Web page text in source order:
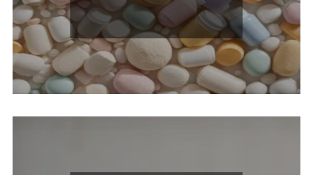
lub żel? Co wybrać?